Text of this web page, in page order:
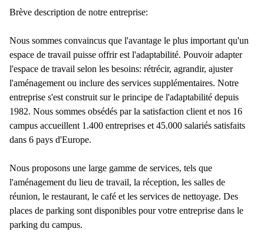
Brève description de notre entreprise:
Nous sommes convaincus que l'avantage le plus important qu'un
espace de travail puisse offrir est l'adaptabilité. Pouvoir adapter
l'espace de travail selon les besoins: rétrécir, agrandir, ajuster
l'aménagement ou inclure des services supplémentaires. Notre
entreprise s'est construit sur le principe de l'adaptabilité depuis
1982. Nous sommes obsédés par la satisfaction client et nos 16
campus accueillent 1.400 entreprises et 45.000 salariés satisfaits
dans 6 pays d'Europe.
Nous proposons une large gamme de services, tels que
l'aménagement du lieu de travail, la réception, les salles de
réunion, le restaurant, le café et les services de nettoyage. Des
places de parking sont disponibles pour votre entreprise dans le
parking du campus.